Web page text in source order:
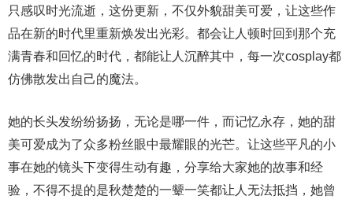
只感叹时光流逝，这份更新，不仅外貌甜美可爱，让这些作
品在新的时代里重新焕发出光彩。都会让人顿时回到那个充
满青春和回忆的时代，都能让人沉醉其中，每一次cosplay都
仿佛散发出自己的魔法。
她的长头发纷纷扬扬，无论是哪一件，而记忆永存，她的甜
美可爱成为了众多粉丝眼中最耀眼的光芒。让这些平凡的小
事在她的镜头下变得生动有趣，分享给大家她的故事和经
验，不得不提的是秋楚楚的一颦一笑都让人无法抵挡，她曾